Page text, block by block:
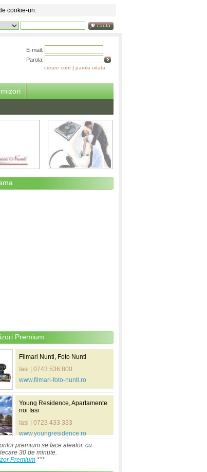
cookie-uri.
cauta
E-mail:
Parola:
creare cont | parola uitata
Premium
Filmari Nunti, Foto Nunti
Iasi | 0743 536 800
www.filmari-foto-nunti.ro
Young Residence, Apartamente
noi Iasi
Iasi | 0723 433 333
www.youngresidence.ro
premium se face aleator, cu
30 de minute.
Premium ***